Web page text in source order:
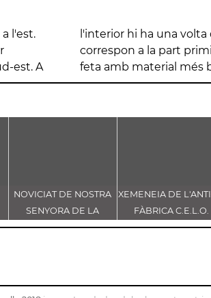
l'est.
est. A
que
feta amb material més
NOVICIAT DE NOSTRA
SENYORA DE LA
CONSOLACIÓ
XEMENEIA DE
FÀBRICA C.E.L.O.